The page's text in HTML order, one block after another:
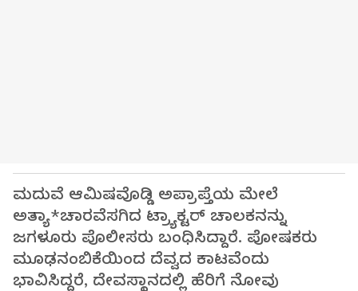
ಮದುವೆ ಆಮಿಷವೊಡ್ಡಿ ಅಪ್ರಾಪ್ತೆಯ ಮೇಲೆ
ಅತ್ಯಾ*ಚಾರವೆಸಗಿದ ಟ್ರ್ಯಾಕ್ಟರ್ ಚಾಲಕನನ್ನು
ಜಗಳೂರು ಪೊಲೀಸರು ಬಂಧಿಸಿದ್ದಾರೆ. ಪೋಷಕರು
ಮೂಢನಂಬಿಕೆಯಿಂದ ದೆವ್ವದ ಕಾಟವೆಂದು
ಭಾವಿಸಿದ್ದರೆ, ದೇವಸ್ಥಾನದಲ್ಲಿ ಹೆರಿಗೆ ನೋವು